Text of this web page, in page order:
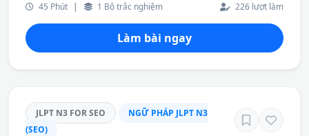
45 Phút | 1 Bộ trắc nghiệm 226 lượt làm
Làm bài ngay
JLPT N3 FOR SEO
NGỮ PHÁP JLPT N3
(SEO)